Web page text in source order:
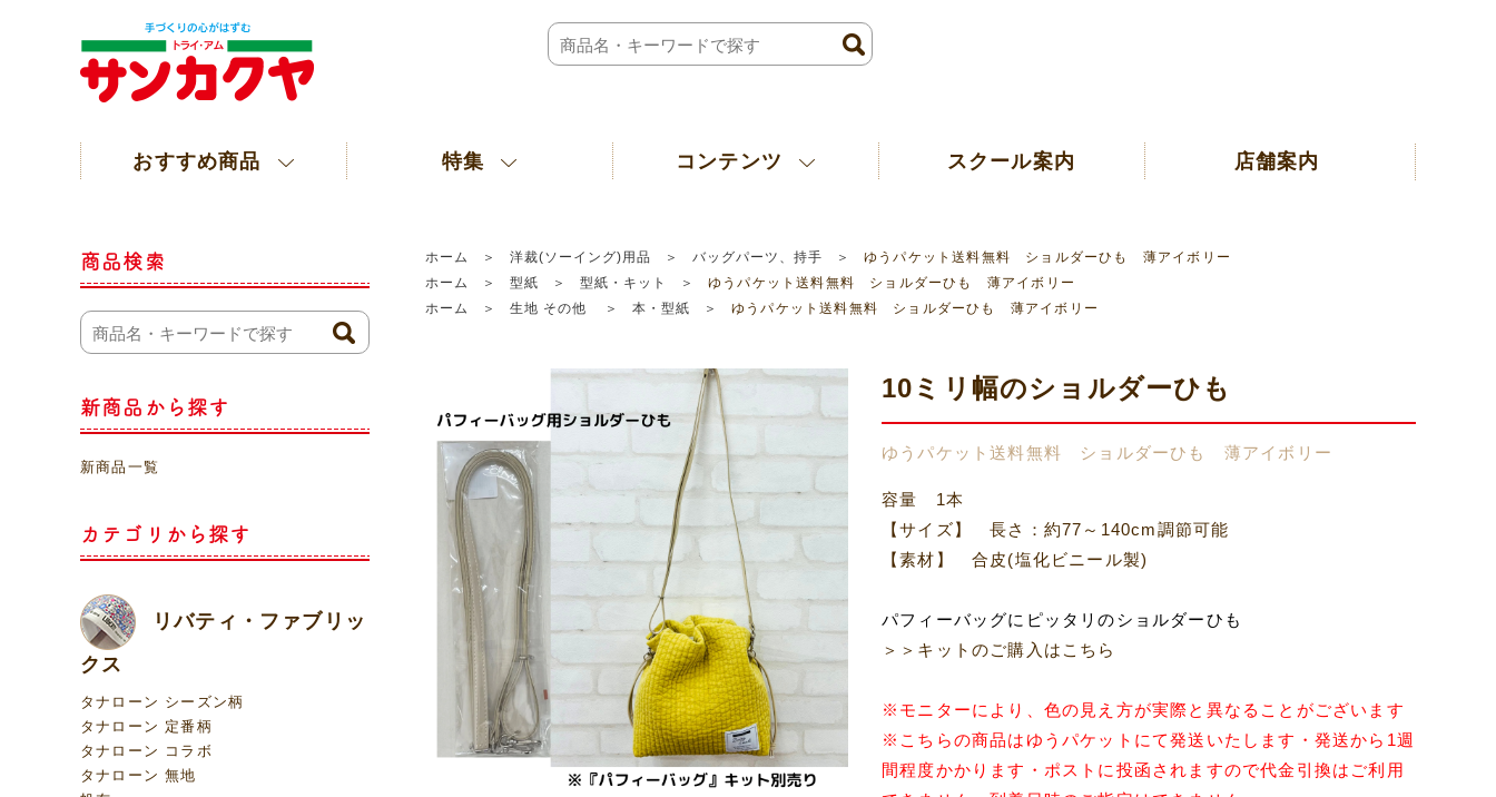
おすすめ商品 特集 コンテンツ スクール案内 店舗案内
ホーム 洋裁(ソーイング)用品 バッグパーツ、持手
ゆうパケット送料無料 ショルダーひも 薄アイボリー
ホーム
型紙 型紙・キット
ゆうパケット送料無料 ショルダーひも 薄アイボリー
ホーム
生地 その他 本・型紙 ゆうパケット送料無料 ショルダーひも 薄アイボリー
10ミリ幅のショルダーひも
ゆうパケット送料無料 ショルダーひも 薄アイボリー
容量 1本
【サイズ】 長さ：約77～140cm調節可能
【素材】 合皮(塩化ビニール製)
パフィーバッグにピッタリのショルダーひも
＞＞キットのご購入はこちら
※モニターにより、色の見え方が実際と異なることがございます
※こちらの商品はゆうパケットにて発送いたします・発送から1週
間程度かかります・ポストに投函されますので代金引換はご利用
商品検索
新商品から探す
新商品一覧
カテゴリから探す
リバティ・ファブリッ
クス
タナローン シーズン柄
タナローン 定番柄
タナローン コラボ
タナローン 無地